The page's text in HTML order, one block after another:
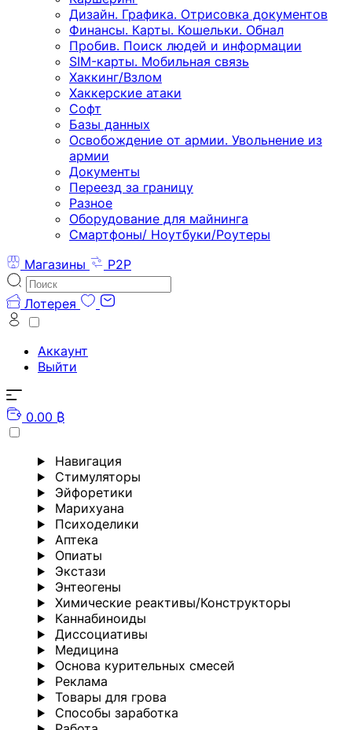
Дизайн. Графика. Отрисовка документов
Финансы. Карты. Кошельки. Обнал
Пробив. Поиск людей и информации
SIM-карты. Мобильная связь
Хаккинг/Взлом
Хаккерские атаки
Софт
Базы данных
Освобождение от армии. Увольнение из
армии
Документы
Переезд за границу
Разное
Оборудование для майнинга
Смартфоны/ Ноутбуки/Роутеры
Магазины
P2P
Лотерея
Аккаунт
Выйти
0.00 ₿
Навигация
Стимуляторы
Эйфоретики
Марихуана
Психоделики
Аптека
Опиаты
Экстази
Энтеогены
Химические реактивы/Конструкторы
Каннабиноиды
Диссоциативы
Медицина
Основа курительных смесей
Реклама
Товары для грова
Способы заработка